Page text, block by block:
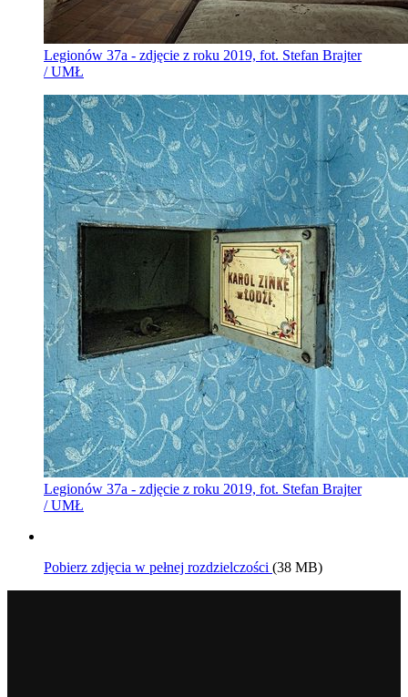
Legionów 37a - zdjęcie z roku 2019, fot. Stefan Brajter
/ UMŁ
Legionów 37a - zdjęcie z roku 2019, fot. Stefan Brajter
/ UMŁ
Pobierz zdjęcia w pełnej rozdzielczości (38 MB)